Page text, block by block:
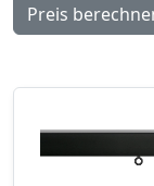
Preis